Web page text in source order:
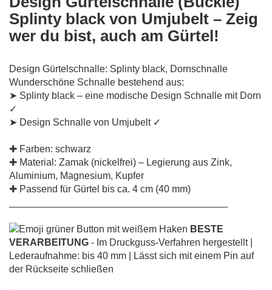
Splinty black von Umjubelt – Zeig
wer du bist, auch am Gürtel!
Design Gürtelschnalle: Splinty black, Dornschnalle
Wunderschöne Schnalle bestehend aus:
➤ Splinty black – eine modische Design Schnalle mit Dorn
✓
➤ Design Schnalle von Umjubelt ✓
✚ Farben: schwarz
✚ Material: Zamak (nickelfrei) – Legierung aus Zink,
Aluminium, Magnesium, Kupfer
✚ Passend für Gürtel bis ca. 4 cm (40 mm)
BESTE
VERARBEITUNG - Im Druckguss-Verfahren hergestellt |
Lederaufnahme: bis 40 mm | Lässt sich mit einem Pin auf
der Rückseite schließen